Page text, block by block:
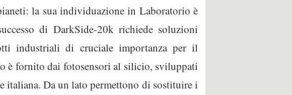
la sua individuazione in Laboratorio è
di DarkSide-20k richiede soluzioni
industriali di cruciale importanza per il
è fornito dai fotosensori al silicio, sviluppati
Da un lato permettono di sostituire i